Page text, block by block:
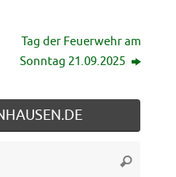
Tag der Feuerwehr am
Sonntag 21.09.2025
Suchen